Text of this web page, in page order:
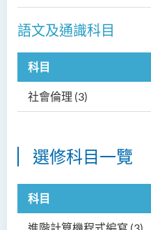
語文及通識科目
科目
社會倫理 (3)
選修科目一覽
科目